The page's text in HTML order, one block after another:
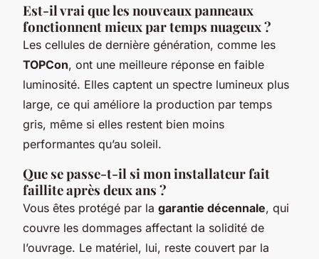
Est-il vrai que les nouveaux panneaux
fonctionnent mieux par temps nuageux ?
Les cellules de dernière génération, comme les
TOPCon, ont une meilleure réponse en faible
luminosité. Elles captent un spectre lumineux plus
large, ce qui améliore la production par temps
gris, même si elles restent bien moins
performantes qu’au soleil.
Que se passe-t-il si mon installateur fait
faillite après deux ans ?
Vous êtes protégé par la garantie décennale, qui
couvre les dommages affectant la solidité de
l’ouvrage. Le matériel, lui, reste couvert par la